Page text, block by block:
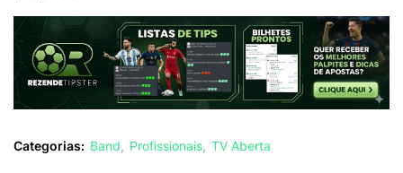
Categorias: Band Profissionais TV Aberta